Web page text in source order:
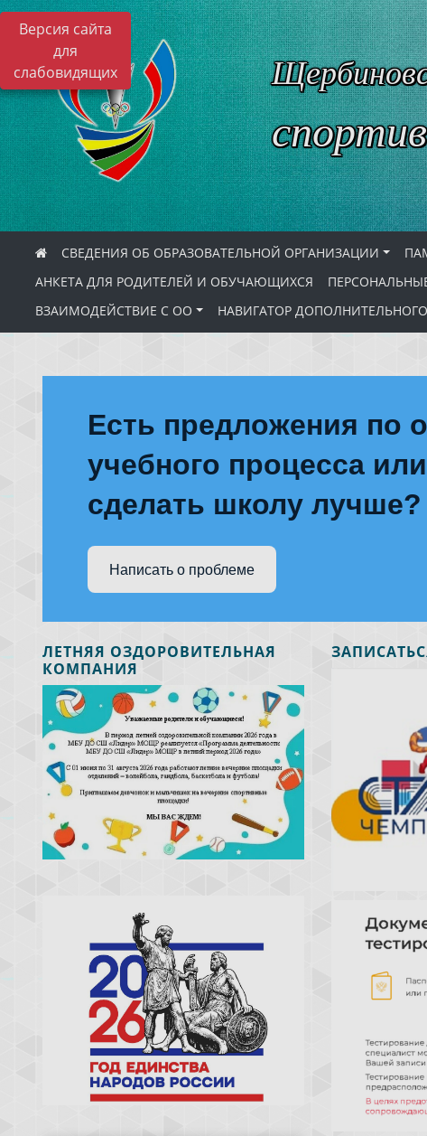
Версия сайта
для
слабовидящих
СВЕДЕНИЯ ОБ ОБРАЗОВАТЕЛЬНОЙ ОРГАНИЗАЦИИ
АНКЕТА ДЛЯ РОДИТЕЛЕЙ И ОБУЧАЮЩИХСЯ
ВЗАИМОДЕЙСТВИЕ С ОО
НАВИГАТОР
Есть предложения по
учебного процесса
сделать школу лучше?
Написать о проблеме
ЛЕТНЯЯ ОЗДОРОВИТЕЛЬНАЯ
КОМПАНИЯ